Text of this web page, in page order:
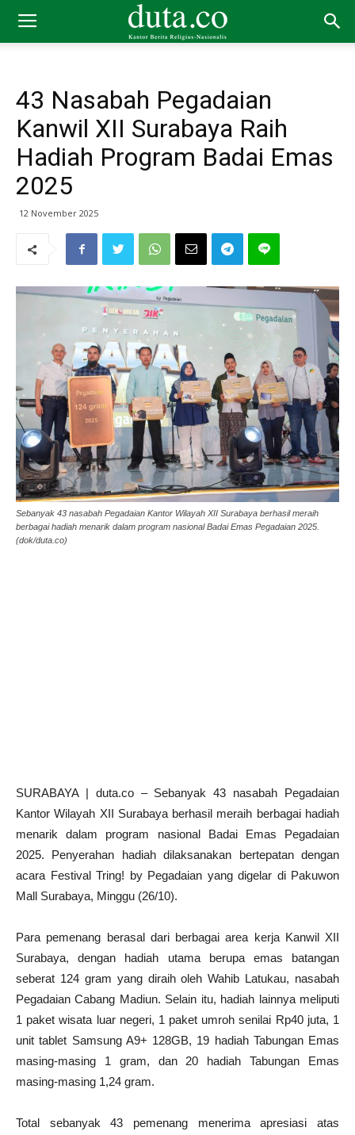
43 Nasabah Pegadaian
Kanwil XII Surabaya Raih
Hadiah Program Badai Emas
2025
12 November 2025
Sebanyak 43 nasabah Pegadaian Kantor Wilayah XII Surabaya berhasil meraih
berbagai hadiah menarik dalam program nasional Badai Emas Pegadaian 2025.
(dok/duta.co)
SURABAYA | duta.co – Sebanyak 43 nasabah Pegadaian
Kantor Wilayah XII Surabaya berhasil meraih berbagai hadiah
menarik dalam program nasional Badai Emas Pegadaian
2025. Penyerahan hadiah dilaksanakan bertepatan dengan
acara Festival Tring! by Pegadaian yang digelar di Pakuwon
Mall Surabaya, Minggu (26/10).
Para pemenang berasal dari berbagai area kerja Kanwil XII
Surabaya, dengan hadiah utama berupa emas batangan
seberat 124 gram yang diraih oleh Wahib Latukau, nasabah
Pegadaian Cabang Madiun. Selain itu, hadiah lainnya meliputi
1 paket wisata luar negeri, 1 paket umroh senilai Rp40 juta, 1
unit tablet Samsung A9+ 128GB, 19 hadiah Tabungan Emas
masing-masing 1 gram, dan 20 hadiah Tabungan Emas
masing-masing 1,24 gram.
Total sebanyak 43 pemenang menerima apresiasi atas